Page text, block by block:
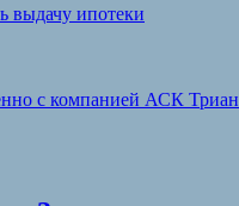
выдачу ипотеки
с компанией АСК Триан